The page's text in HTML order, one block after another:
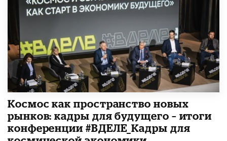
Космос как пространство новых
рынков: кадры для будущего – итоги
конференции #ВДЕЛЕ_Кадры для